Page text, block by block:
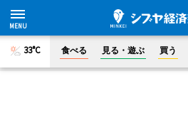
33°C 食べる 見る・遊ぶ 買う